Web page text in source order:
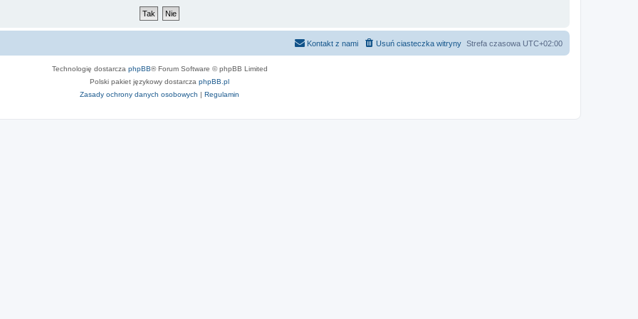
Strefa czasowa UTC+02:00
Usuń ciasteczka witryny
Kontakt z nami
Technologię dostarcza phpBB® Forum Software © phpBB Limited
Polski pakiet językowy dostarcza phpBB.pl
Zasady ochrony danych osobowych | Regulamin